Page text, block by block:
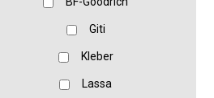
Giti
Kleber
Lassa